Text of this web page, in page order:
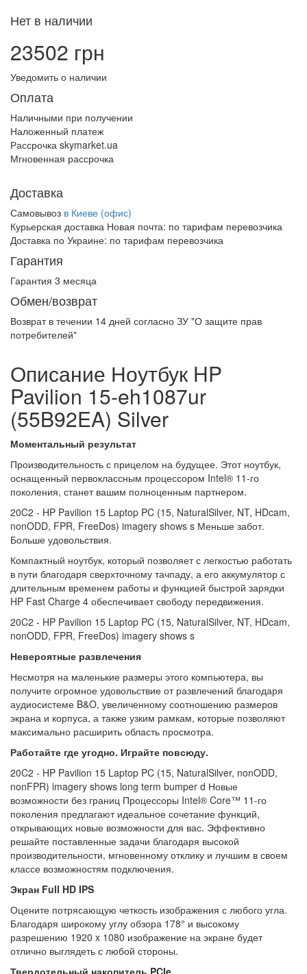
Нет в наличии
23502 грн
Уведомить о наличии
Оплата
Наличными при получении
Наложенный платеж
Рассрочка skymarket.ua
Мгновенная рассрочка
Доставка
Самовывоз в Киеве (офис)
Курьерская доставка Новая почта: по тарифам перевозчика
Доставка по Украине: по тарифам перевозчика
Гарантия
Гарантия 3 месяца
Обмен/возврат
Возврат в течении 14 дней согласно ЗУ "О защите прав
потребителей"
Описание Ноутбук HP
Pavilion 15-eh1087ur
(55B92EA) Silver
Моментальный результат
Производительность с прицелом на будущее. Этот ноутбук,
оснащенный первоклассным процессором Intel® 11-го
поколения, станет вашим полноценным партнером.
20C2 - HP Pavilion 15 Laptop PC (15, NaturalSilver, NT, HDcam,
nonODD, FPR, FreeDos) imagery shows s Меньше забот.
Больше удовольствия.
Компактный ноутбук, который позволяет с легкостью работать
в пути благодаря сверхточному тачпаду, а его аккумулятор с
длительным временем работы и функцией быстрой зарядки
HP Fast Charge 4 обеспечивает свободу передвижения.
20C2 - HP Pavilion 15 Laptop PC (15, NaturalSilver, NT, HDcam,
nonODD, FPR, FreeDos) imagery shows s
Невероятные развлечения
Несмотря на маленькие размеры этого компьютера, вы
получите огромное удовольствие от развлечений благодаря
аудиосистеме B&O, увеличенному соотношению размеров
экрана и корпуса, а также узким рамкам, которые позволяют
максимально расширить область просмотра.
Работайте где угодно. Играйте повсюду.
20C2 - HP Pavilion 15 Laptop PC (15, NaturalSilver, nonODD,
nonFPR) imagery shows long term bumper d Новые
возможности без границ Процессоры Intel® Core™ 11-го
поколения предлагают идеальное сочетание функций,
открывающих новые возможности для вас. Эффективно
решайте поставленные задачи благодаря высокой
производительности, мгновенному отклику и лучшим в своем
классе возможностям подключения.
Экран Full HD IPS
Оцените потрясающую четкость изображения с любого угла.
Благодаря широкому углу обзора 178° и высокому
разрешению 1920 x 1080 изображение на экране будет
отлично выглядеть с любой стороны.
Твердотельный накопитель PCIe